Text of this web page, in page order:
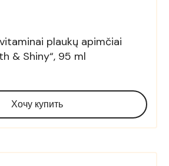
vitaminai plaukų apimčiai
& Shiny“, 95 ml
Хочу купить